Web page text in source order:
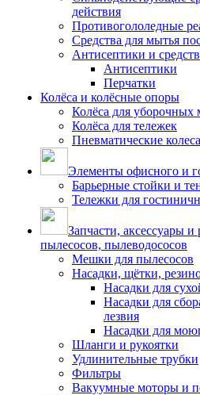
действия
Противогололедные
Средства для мытья
Антисептики и
Антисептики
Перчатки
Колёса и колёсные опоры
Колёса для уборочных
Колёса для тележек
Пневматические колеса
Элементы офисного и
Барьерные стойки и
Тележки для
Запчасти, аксессуары
пылесосов, пылеводососов
Мешки для пылесосов
Насадки, щётки,
Насадки для
Насадки для
лезвия
Насадки для
Шланги и рукоятки
Удлинительные трубки
Фильтры
Вакуумные моторы и